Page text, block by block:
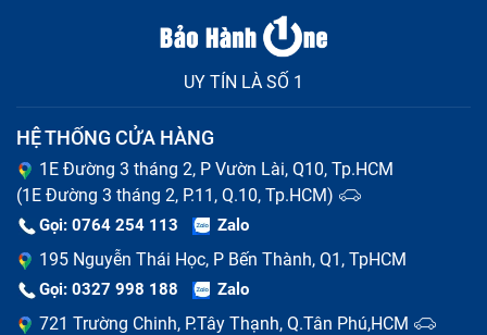
UY TÍN LÀ SỐ 1
HỆ THỐNG CỬA HÀNG
1E Đường 3 tháng 2, P Vườn Lài, Q10, Tp.HCM
(1E Đường 3 tháng 2, P.11, Q.10, Tp.HCM)
Gọi: 0764 254 113 Zalo
195 Nguyễn Thái Học, P Bến Thành, Q1, TpHCM
Gọi: 0327 998 188 Zalo
721 Trường Chinh, P.Tây Thạnh, Q.Tân Phú,HCM